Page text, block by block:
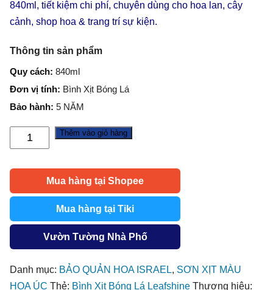
840ml, tiết kiệm chi phí, chuyên dùng cho hoa lan, cây
cảnh, shop hoa & trang trí sự kiện.
Thông tin sản phẩm
Quy cách: 840ml
Đơn vị tính: Bình Xịt Bóng Lá
Bảo hành: 5 NĂM
Bóng
Lá
Cho
Hoa
hiệu
Koch&Co
nặng
Thêm vào giỏ hàng
Mua hàng tại Shopee
Mua hàng tại Tiki
Vườn Tường Nhà Phố
Danh mục: BẢO QUẢN HOA ISRAEL, SƠN XỊT MÀU
HOA ÚC Thẻ: Bình Xịt Bóng Lá Leafshine Thương hiệu: